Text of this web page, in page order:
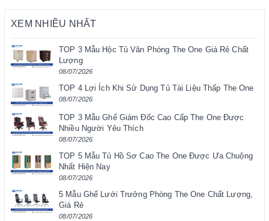
XEM NHIỀU NHẤT
TOP 3 Mẫu Hộc Tủ Văn Phòng The One Giá Rẻ Chất
Lượng
08/07/2026
TOP 4 Lợi Ích Khi Sử Dụng Tủ Tài Liệu Thấp The One
08/07/2026
TOP 3 Mẫu Ghế Giám Đốc Cao Cấp The One Được
Nhiều Người Yêu Thích
08/07/2026
TOP 5 Mẫu Tủ Hồ Sơ Cao The One Được Ưa Chuộng
Nhất Hiện Nay
08/07/2026
5 Mẫu Ghế Lưới Trưởng Phòng The One Chất Lượng,
Giá Rẻ
08/07/2026